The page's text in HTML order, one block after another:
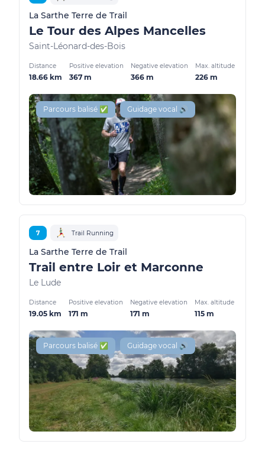
La Sarthe Terre de Trail
Le Tour des Alpes Mancelles
Saint-Léonard-des-Bois
Distance
18.66 km
Positive elevation
367 m
Negative elevation
366 m
Max. altitude
226 m
Parcours balisé ✅ Guidage vocal 🔊
7 Trail Running
La Sarthe Terre de Trail
Trail entre Loir et Marconne
Le Lude
Distance
19.05 km
Positive elevation
171 m
Negative elevation
171 m
Max. altitude
115 m
Parcours balisé ✅ Guidage vocal 🔊